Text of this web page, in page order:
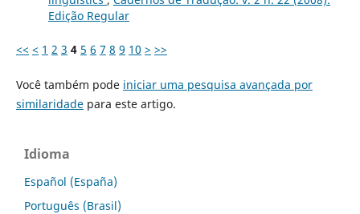
Edição Regular
<< < 1 2 3 4 5 6 7 8 9 10 > >>
Você também pode iniciar uma pesquisa avançada por
similaridadepara este artigo.
Idioma
Español (España)
Português (Brasil)